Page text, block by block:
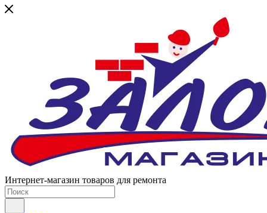
Интернет-магазин товаров для ремонта